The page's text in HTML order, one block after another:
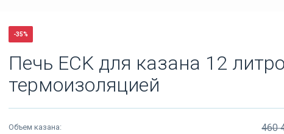
-35%
Печь ECK для казана 12
термоизоляцией
Объем казана: 460